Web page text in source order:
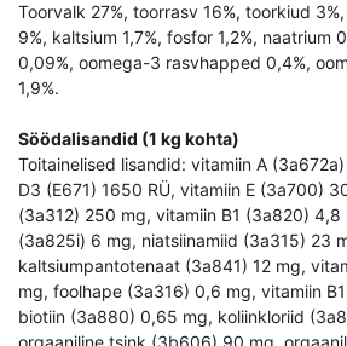
Toorvalk 27%, toorrasv 16%, toorkiud
9%, kaltsium 1,7%, fosfor 1,2%, naatrium
0,09%, oomega-3 rasvhapped 0,4%,
1,9%.
Söödalisandid (1 kg kohta)
Toitainelised lisandid: vitamiin A
D3 (E671) 1650 RÜ, vitamiin E (3a700)
(3a312) 250 mg, vitamiin B1 (3a820) 4,8
(3a825i) 6 mg, niatsiinamiid (3a315) 23
kaltsiumpantotenaat (3a841) 12 mg,
mg, foolhape (3a316) 0,6 mg, vitamiin
biotiin (3a880) 0,65 mg, koliinkloriid